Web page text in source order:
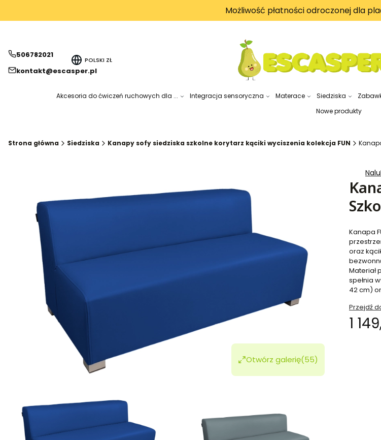
Możliwość płatności odroczonej dla
506782021
kontakt@escasper.pl
POLSKI ZŁ
Akcesoria do ćwiczeń ruchowych dla ... Integracja sensoryczna Materace Siedziska
Nowe produkty
Strona główna Siedziska Kanapy sofy siedziska szkolne korytarz kąciki wyciszenia kolekcja FUN
Otwórz galerię(55)
Kanapa
oraz
Materiał
spełnia
42 cm)
Przejdź
1